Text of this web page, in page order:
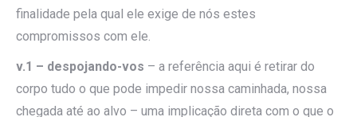
finalidade pela qual ele exige de nós estes
compromissos com ele.
v.1 – despojando-vos – a referência aqui é retirar do
corpo tudo o que pode impedir nossa caminhada, nossa
chegada até ao alvo – uma implicação direta com o que o